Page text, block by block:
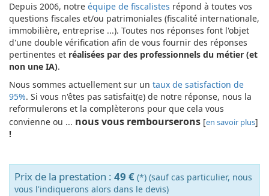
Depuis 2006, notre équipe de fiscalistes répond à toutes vos
questions fiscales et/ou patrimoniales (fiscalité internationale,
immobilière, entreprise ...). Toutes nos réponses font l'objet
d'une double vérification afin de vous fournir des réponses
pertinentes et réalisées par des professionnels du métier (et
non une IA).
Nous sommes actuellement sur un taux de satisfaction de
95%. Si vous n'êtes pas satisfait(e) de notre réponse, nous la
reformulerons et la complèterons pour que cela vous
convienne ou ... nous vous rembourserons [en savoir plus]
!
Prix de la prestation : 49 € (*) (sauf cas particulier, nous
vous l'indiquerons alors dans le devis)